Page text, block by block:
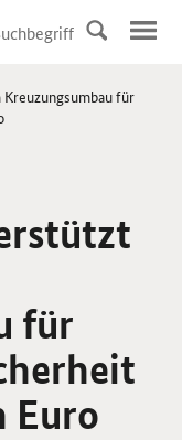
für
für
Euro